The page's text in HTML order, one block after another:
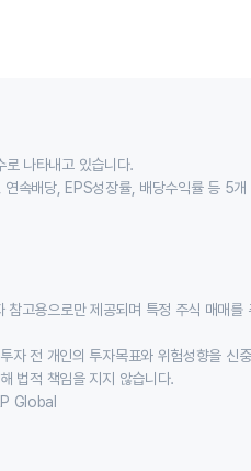
로 나타내고 있습니다.
속배당, EPS성장률, 배당수익률 등 5
참고용으로만 제공되며 특정 주식 매매
자 전 개인의 투자목표와 위험성향을 신
법적 책임을 지지 않습니다.
Global